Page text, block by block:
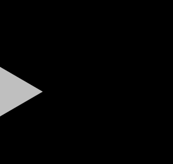
/ Objektívom TV Nitrička
vo Veľkom Záluží